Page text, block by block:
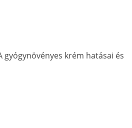
gyógynövényes krém hatásai és